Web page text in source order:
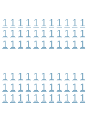
1 1 1 1 1 1 1 1 1 1 1
1 1 1 1 1 1 1 1 1 1 1
1 1 1 1 1 1 1 1 1 1 1
1 1 1 1 1 1 1 1 1 1 1
1 1 1 1 1 1 1 1 1 1 1
1 1 1 1 1 1 1 1 1 1 1